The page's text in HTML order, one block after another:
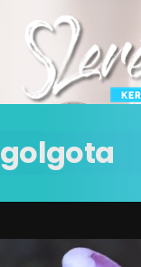
golgota